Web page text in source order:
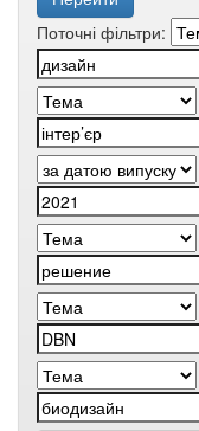
Поточні фільтри: